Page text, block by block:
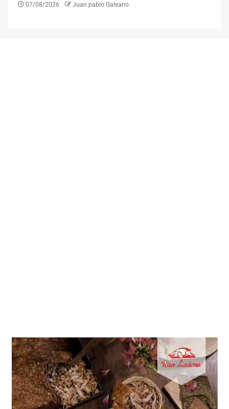
07/08/2026 Juan pablo Galeano